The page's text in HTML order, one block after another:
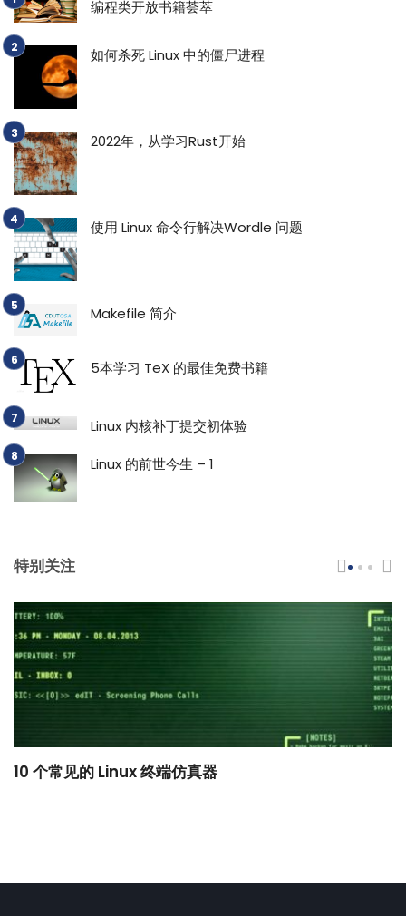
编程类开放书籍荟萃
如何杀死 Linux 中的僵尸进程
2022年，从学习Rust开始
使用 Linux 命令行解决Wordle 问题
Makefile 简介
5本学习 TeX 的最佳免费书籍
Linux 内核补丁提交初体验
Linux 的前世今生 – 1
特别关注
10 个常见的 Linux 终端仿真器